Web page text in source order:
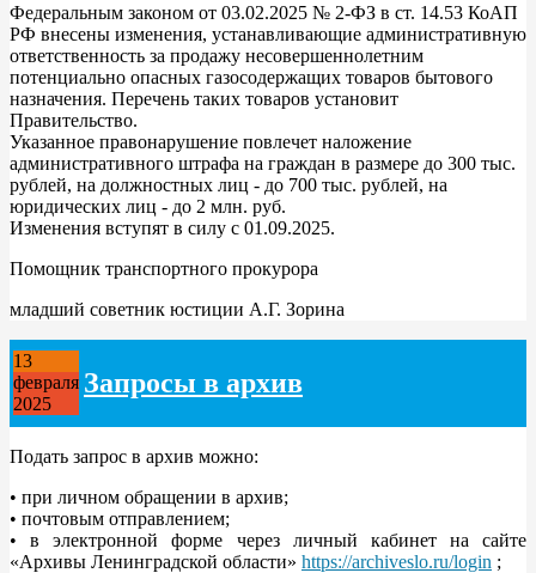
Федеральным законом от 03.02.2025 № 2-ФЗ в ст. 14.53 КоАП
РФ внесены изменения, устанавливающие административную
ответственность за продажу несовершеннолетним
потенциально опасных газосодержащих товаров бытового
назначения. Перечень таких товаров установит
Правительство.
Указанное правонарушение повлечет наложение
административного штрафа на граждан в размере до 300 тыс.
рублей, на должностных лиц - до 700 тыс. рублей, на
юридических лиц - до 2 млн. руб.
Изменения вступят в силу с 01.09.2025.
Помощник транспортного прокурора
младший советник юстиции А.Г. Зорина
13
февраля
2025
Запросы в архив
Подать запрос в архив можно:
• при личном обращении в архив;
• почтовым отправлением;
• в электронной форме через личный кабинет на сайте
«Архивы Ленинградской области» https://archiveslo.ru/login ;